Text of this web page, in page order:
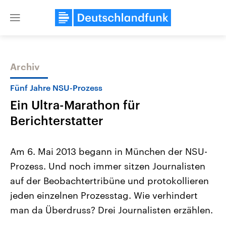
Close
Themen
Landtagswahl Sachsen-Anhalt
2026
Alle Informationen
Sachsen-Anhalt wählt am 6.
September 2026 einen neuen
Landtag. Seit 2021 wird das
USA
Aktuelle Beiträge,
Hintergründe
Wirtschaftlich und
gehören die Vereinigten
den mächtigsten Ländern
Archiv
Fünf Jahre NSU-Prozess
Ein Ultra-Marathon für
Berichterstatter
Am 6. Mai 2013 begann in München der NSU-
Prozess. Und noch immer sitzen Journalisten
auf der Beobachtertribüne und protokollieren
jeden einzelnen Prozesstag. Wie verhindert
man da Überdruss? Drei Journalisten erzählen.